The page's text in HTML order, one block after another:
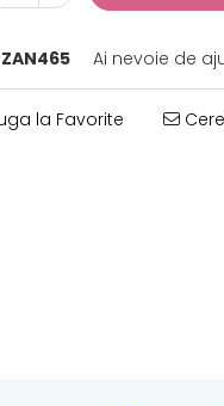
ZAN465 Ai nevoie de
la Favorite